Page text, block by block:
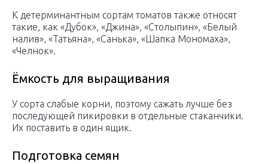
К детерминантным сортам томатов также относят
такие, как «Дубок», «Джина», «Столыпин», «Белый
налив», «Татьяна», «Санька», «Шапка Мономаха»,
«Челнок».
Ёмкость для выращивания
У сорта слабые корни, поэтому сажать лучше без
последующей пикировки в отдельные стаканчики.
Их поставить в один ящик.
Подготовка семян